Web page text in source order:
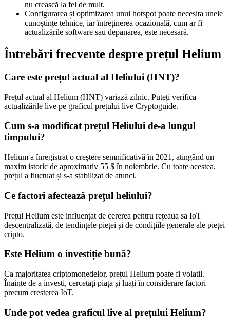
nu crească la fel de mult.
Configurarea și optimizarea unui hotspot poate necesita unele
cunoștințe tehnice, iar întreținerea ocazională, cum ar fi
actualizările software sau depanarea, este necesară.
Întrebări frecvente despre prețul Helium
Care este prețul actual al Heliului (HNT)?
Prețul actual al Helium (HNT) variază zilnic. Puteți verifica
actualizările live pe graficul prețului live Cryptoguide.
Cum s-a modificat prețul Heliului de-a lungul
timpului?
Helium a înregistrat o creștere semnificativă în 2021, atingând un
maxim istoric de aproximativ 55 $ în noiembrie. Cu toate acestea,
prețul a fluctuat și s-a stabilizat de atunci.
Ce factori afectează prețul heliului?
Prețul Helium este influențat de cererea pentru rețeaua sa IoT
descentralizată, de tendințele pieței și de condițiile generale ale pieței
cripto.
Este Helium o investiție bună?
Ca majoritatea criptomonedelor, prețul Helium poate fi volatil.
Înainte de a investi, cercetați piața și luați în considerare factori
precum creșterea IoT.
Unde pot vedea graficul live al prețului Helium?